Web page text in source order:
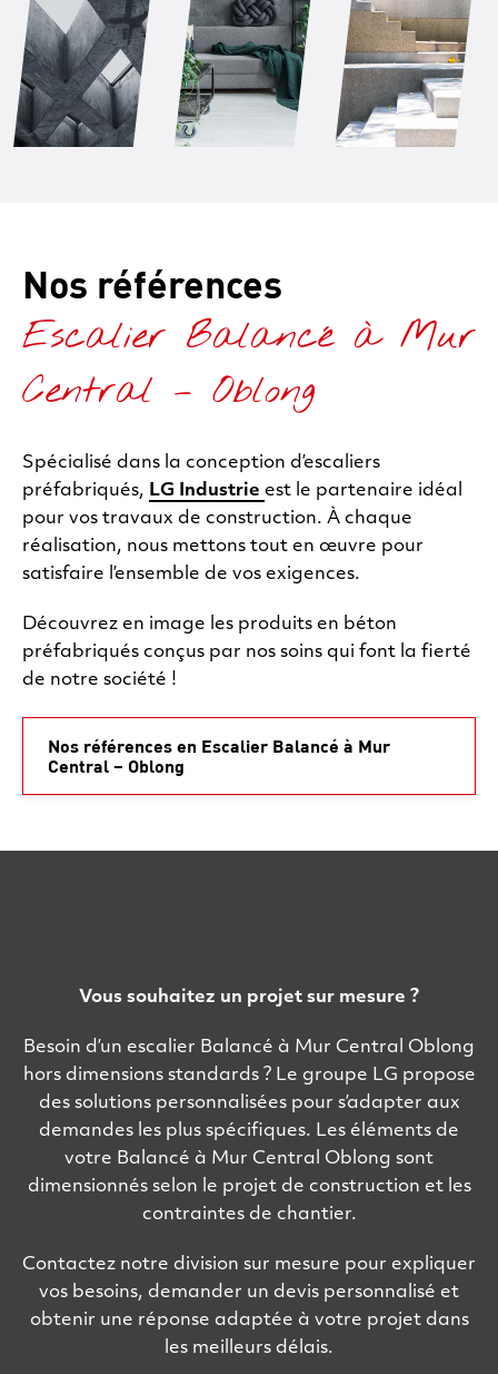
Nos références
Escalier Balancé à Mur
Central – Oblong
Spécialisé dans la conception d’escaliers
préfabriqués, LG Industrie est le partenaire idéal
pour vos travaux de construction. À chaque
réalisation, nous mettons tout en œuvre pour
satisfaire l’ensemble de vos exigences.
Découvrez en image les produits en béton
préfabriqués conçus par nos soins qui font la fierté
de notre société !
Nos références en Escalier Balancé à Mur
Central – Oblong
Vous souhaitez un projet sur mesure ?
Besoin d’un escalier Balancé à Mur Central Oblong
hors dimensions standards ? Le groupe LG propose
des solutions personnalisées pour s’adapter aux
demandes les plus spécifiques. Les éléments de
votre Balancé à Mur Central Oblong sont
dimensionnés selon le projet de construction et les
contraintes de chantier.
Contactez notre division sur mesure pour expliquer
vos besoins, demander un devis personnalisé et
obtenir une réponse adaptée à votre projet dans
les meilleurs délais.